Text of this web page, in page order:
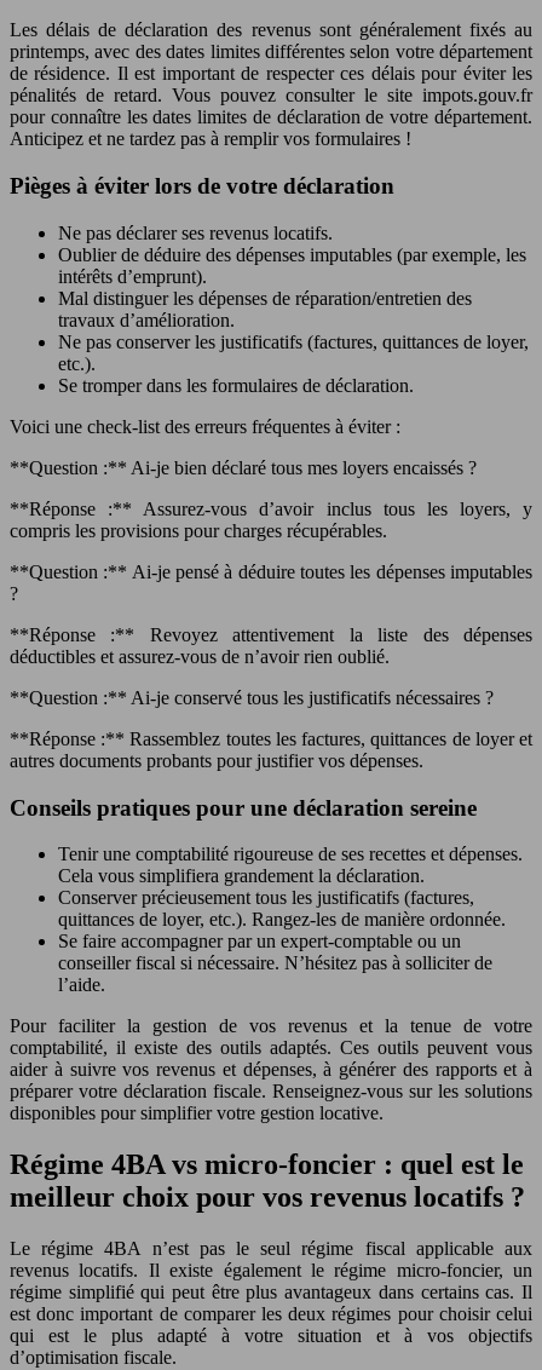
Les délais de déclaration des revenus sont généralement fixés au
printemps, avec des dates limites différentes selon votre département
de résidence. Il est important de respecter ces délais pour éviter les
pénalités de retard. Vous pouvez consulter le site impots.gouv.fr
pour connaître les dates limites de déclaration de votre département.
Anticipez et ne tardez pas à remplir vos formulaires !
Pièges à éviter lors de votre déclaration
Ne pas déclarer ses revenus locatifs.
Oublier de déduire des dépenses imputables (par exemple, les
intérêts d’emprunt).
Mal distinguer les dépenses de réparation/entretien des
travaux d’amélioration.
Ne pas conserver les justificatifs (factures, quittances de loyer,
etc.).
Se tromper dans les formulaires de déclaration.
Voici une check-list des erreurs fréquentes à éviter :
**Question :** Ai-je bien déclaré tous mes loyers encaissés ?
**Réponse :** Assurez-vous d’avoir inclus tous les loyers, y
compris les provisions pour charges récupérables.
**Question :** Ai-je pensé à déduire toutes les dépenses imputables
?
**Réponse :** Revoyez attentivement la liste des dépenses
déductibles et assurez-vous de n’avoir rien oublié.
**Question :** Ai-je conservé tous les justificatifs nécessaires ?
**Réponse :** Rassemblez toutes les factures, quittances de loyer et
autres documents probants pour justifier vos dépenses.
Conseils pratiques pour une déclaration sereine
Tenir une comptabilité rigoureuse de ses recettes et dépenses.
Cela vous simplifiera grandement la déclaration.
Conserver précieusement tous les justificatifs (factures,
quittances de loyer, etc.). Rangez-les de manière ordonnée.
Se faire accompagner par un expert-comptable ou un
conseiller fiscal si nécessaire. N’hésitez pas à solliciter de
l’aide.
Pour faciliter la gestion de vos revenus et la tenue de votre
comptabilité, il existe des outils adaptés. Ces outils peuvent vous
aider à suivre vos revenus et dépenses, à générer des rapports et à
préparer votre déclaration fiscale. Renseignez-vous sur les solutions
disponibles pour simplifier votre gestion locative.
Régime 4BA vs micro-foncier : quel est le
meilleur choix pour vos revenus locatifs ?
Le régime 4BA n’est pas le seul régime fiscal applicable aux
revenus locatifs. Il existe également le régime micro-foncier, un
régime simplifié qui peut être plus avantageux dans certains cas. Il
est donc important de comparer les deux régimes pour choisir celui
qui est le plus adapté à votre situation et à vos objectifs
d’optimisation fiscale.